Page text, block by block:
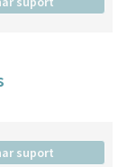
suport